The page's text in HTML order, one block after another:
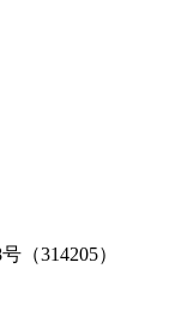
（314205）